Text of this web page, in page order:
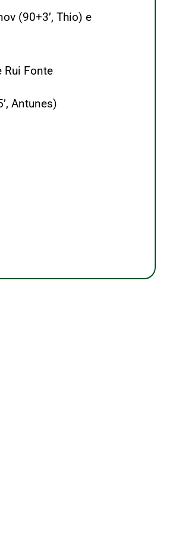
(90+3’, Thio) e
Rui Fonte
Antunes)